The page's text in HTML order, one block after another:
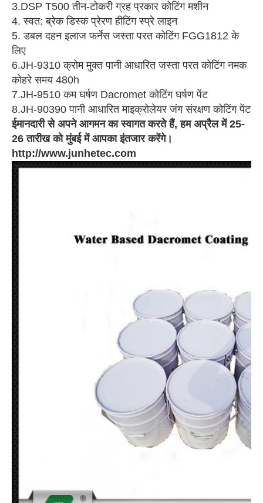
3.DSP T500 तीन-टोकरी ग्रह प्रकार कोटिंग मशीन
4. स्वत: ब्रेक डिस्क प्रेरण हीटिंग स्प्रे लाइन
5. डबल दहन इलाज फर्नेस जस्ता परत कोटिंग FGG1812 के
लिए
6.JH-9310 क्रोम मुक्त पानी आधारित जस्ता परत कोटिंग नमक
कोहरे समय 480h
7.JH-9510 कम घर्षण Dacromet कोटिंग घर्षण पेंट
8.JH-90390 पानी आधारित माइक्रोलेयर जंग संरक्षण कोटिंग पेंट
ईमानदारी से अपने आगमन का स्वागत करते हैं, हम अप्रैल में 25-
26 तारीख को मुंबई में आपका इंतजार करेंगे।
http://www.junhetec.com